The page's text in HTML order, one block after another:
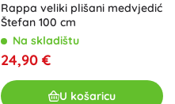
Rappa veliki plišani medvjedić
Štefan 100 cm
Na skladištu
24,90 €
U košaricu